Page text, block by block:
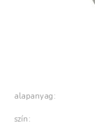
alapanyag
szín